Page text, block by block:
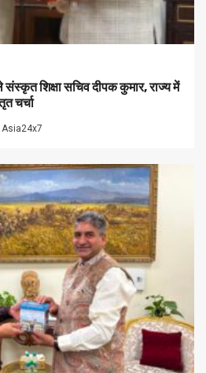
शिक्षा सचिव दीपक कुमार, राज्य में
चर्चा